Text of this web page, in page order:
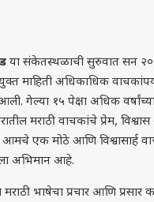
या संकेतस्थळाची सुरुवात सन
माहिती अधिकाधिक
गेल्या १५ पेक्षा अधिक
मराठी वाचकांचे प्रेम,
एक मोठे आणि विश्वासार्ह
अभिमान आहे.
भाषेचा प्रचार आणि